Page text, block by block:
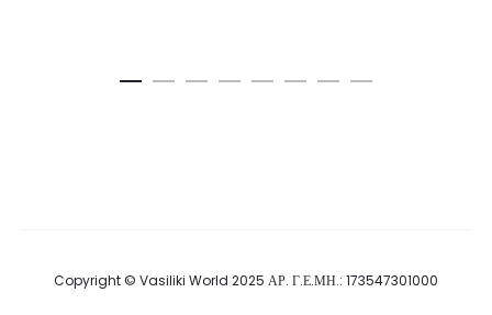
Copyright © Vasiliki World 2025 ΑΡ. Γ.Ε.ΜΗ.: 173547301000